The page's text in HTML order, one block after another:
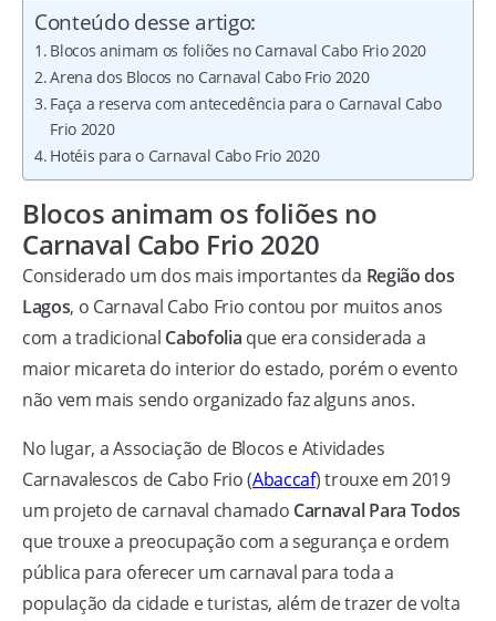
Conteúdo desse artigo:
Blocos animam os foliões no Carnaval Cabo Frio 2020
Arena dos Blocos no Carnaval Cabo Frio 2020
Faça a reserva com antecedência para o Carnaval Cabo
Frio 2020
Hotéis para o Carnaval Cabo Frio 2020
Blocos animam os foliões no
Carnaval Cabo Frio 2020
Considerado um dos mais importantes da Região dos
Lagos, o Carnaval Cabo Frio contou por muitos anos
com a tradicional Cabofolia que era considerada a
maior micareta do interior do estado, porém o evento
não vem mais sendo organizado faz alguns anos.
No lugar, a Associação de Blocos e Atividades
Carnavalescos de Cabo Frio (Abaccaf) trouxe em 2019
um projeto de carnaval chamado Carnaval Para Todos
que trouxe a preocupação com a segurança e ordem
pública para oferecer um carnaval para toda a
população da cidade e turistas, além de trazer de volta